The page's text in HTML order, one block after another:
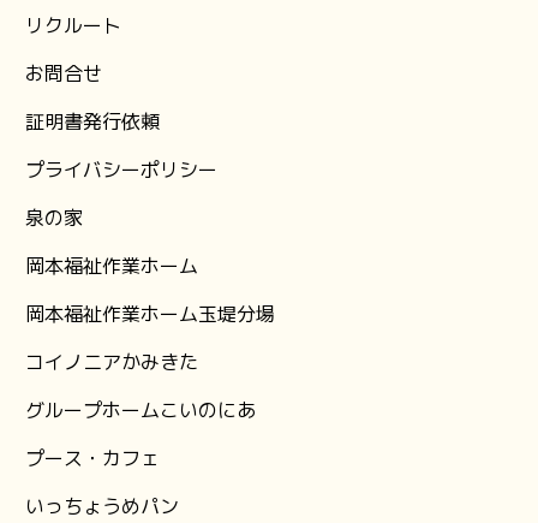
リクルート
お問合せ
証明書発行依頼
プライバシーポリシー
泉の家
岡本福祉作業ホーム
岡本福祉作業ホーム玉堤分場
コイノニアかみきた
グループホームこいのにあ
プース・カフェ
いっちょうめパン